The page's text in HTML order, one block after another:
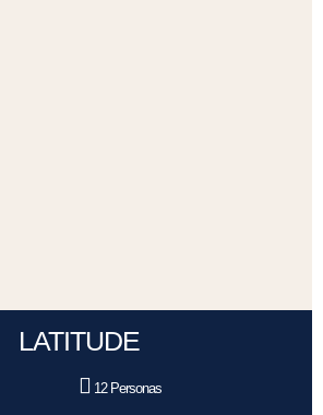
LATITUDE
12 Personas